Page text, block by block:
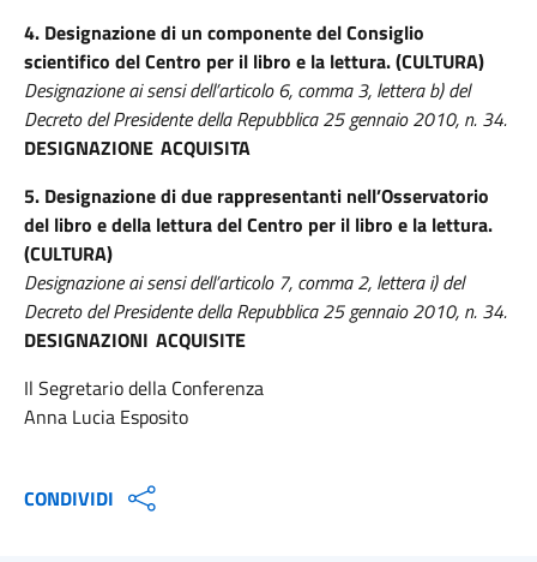
4. Designazione di un componente del Consiglio
scientifico del Centro per il libro e la lettura. (CULTURA)
Designazione ai sensi dell’articolo 6, comma 3, lettera b) del
Decreto del Presidente della Repubblica 25 gennaio 2010, n. 34.
DESIGNAZIONE ACQUISITA
5. Designazione di due rappresentanti nell’Osservatorio
del libro e della lettura del Centro per il libro e la lettura.
(CULTURA)
Designazione ai sensi dell’articolo 7, comma 2, lettera i) del
Decreto del Presidente della Repubblica 25 gennaio 2010, n. 34.
DESIGNAZIONI ACQUISITE
Il Segretario della Conferenza
Anna Lucia Esposito
CONDIVIDI